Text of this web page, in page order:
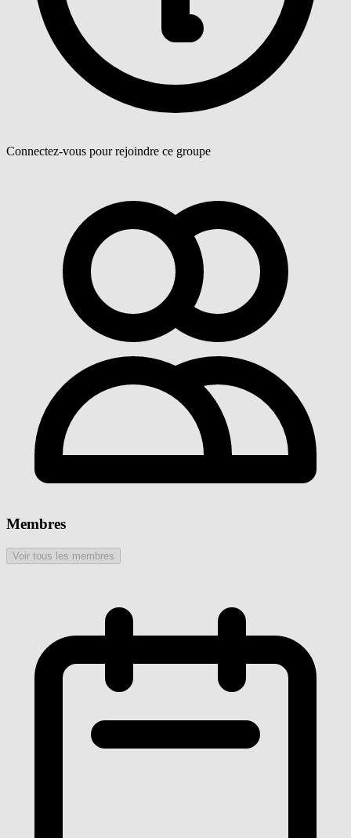
Connectez-vous pour rejoindre ce groupe
Membres
Voir tous les membres